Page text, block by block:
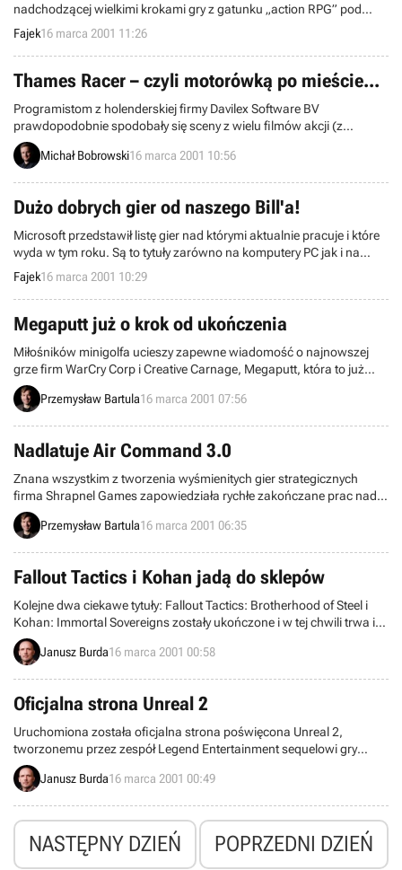
nadchodzącej wielkimi krokami gry z gatunku „action RPG” pod
tytułem ...
Fajek16 marca 2001 11:26
Thames Racer – czyli motorówką po mieście...
Programistom z holenderskiej firmy Davilex Software BV
prawdopodobnie spodobały się sceny z wielu filmów akcji (z
przygodami Agenta 007 na czele...), w których bohaterowie
uczestniczą w pościgach szybkimi łodziami po miejskich rzekach,
Michał Bobrowski16 marca 2001 10:56
Dużo dobrych gier od naszego Bill'a!
Microsoft przedstawił listę gier nad którymi aktualnie pracuje i które
wyda w tym roku. Są to tytuły zarówno na komputery PC jak i na
nową zabawkę Bill’a, Xbox’a.
Fajek16 marca 2001 10:29
Megaputt już o krok od ukończenia
Miłośników minigolfa ucieszy zapewne wiadomość o najnowszej
grze firm WarCry Corp i Creative Carnage, Megaputt, która to już
niedługo wejdzie w ostatnią fazę produkcji.
Przemysław Bartula16 marca 2001 07:56
Nadlatuje Air Command 3.0
Znana wszystkim z tworzenia wyśmienitych gier strategicznych
firma Shrapnel Games zapowiedziała rychłe zakończane prac nad
Air Command 3.0, najnowszą grą traktującą o kontroli ruchu
powietrznego.
Przemysław Bartula16 marca 2001 06:35
Fallout Tactics i Kohan jadą do sklepów
Kolejne dwa ciekawe tytuły: Fallout Tactics: Brotherhood of Steel i
Kohan: Immortal Sovereigns zostały ukończone i w tej chwili trwa ich
rozsyłanie do sklepów.
Janusz Burda16 marca 2001 00:58
Oficjalna strona Unreal 2
Uruchomiona została oficjalna strona poświęcona Unreal 2,
tworzonemu przez zespół Legend Entertainment sequelowi gry
zręcznościowej FPS, będącej w swoim czasie niewątpliwym
przebojem.
Janusz Burda16 marca 2001 00:49
NASTĘPNY DZIEŃ POPRZEDNI DZIEŃ